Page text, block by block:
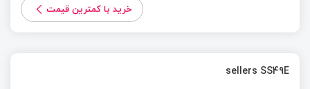
خرید با کمترین قیمت
sellers SS49E